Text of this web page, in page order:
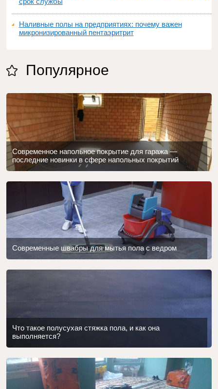
Наливные полы на предприятиях: почему важен
микронизированный пентаэритрит
Популярное
Современное напольное покрытие для гаража —
последние новинки в сфере напольных покрытий
Современные швабры для мытья пола с ведром
Что такое полусухая стяжка пола, и как она
выполняется?